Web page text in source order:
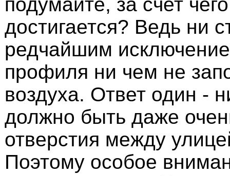
достигается? Ведь ни
редчайшим
профиля ни чем не
воздуха. Ответ один -
должно быть даже
отверстия между
Поэтому особое